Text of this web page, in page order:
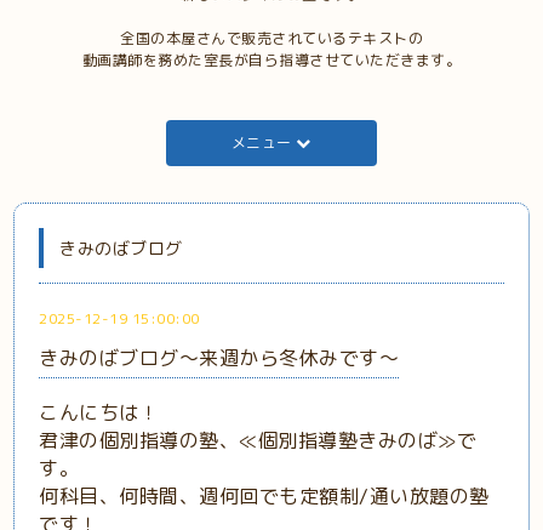
全国の本屋さんで販売されているテキストの
動画講師を務めた室長が自ら指導させていただきます。
メニュー
きみのばブログ
2025-12-19 15:00:00
きみのばブログ～来週から冬休みです～
こんにちは！
君津の個別指導の塾、≪個別指導塾きみのば≫で
す。
何科目、何時間、週何回でも定額制/通い放題の塾
です！